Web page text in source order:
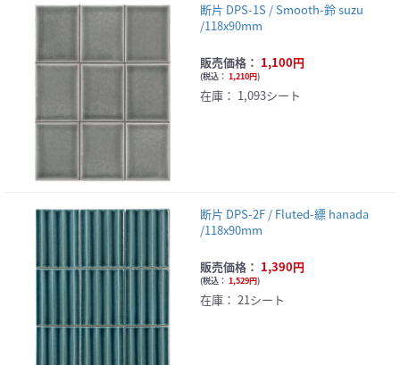
断片 DPS-1S / Smooth-鈴 suzu
/118x90mm
販売価格： 1,100円
(税込： 1,210円)
在庫： 1,093シート
断片 DPS-2F / Fluted-縹 hanada
/118x90mm
販売価格： 1,390円
(税込： 1,529円)
在庫： 21シート